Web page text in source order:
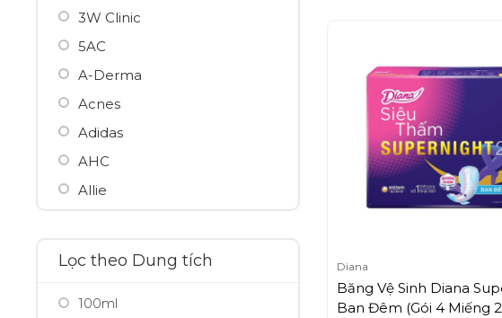
3W Clinic
5AC
A-Derma
Acnes
Adidas
AHC
Allie
Angel's Liquid
Lọc theo Dung tích
100ml
Diana
Băng Vệ Sinh Diana
Ban Đêm (Gói 4 Miếng